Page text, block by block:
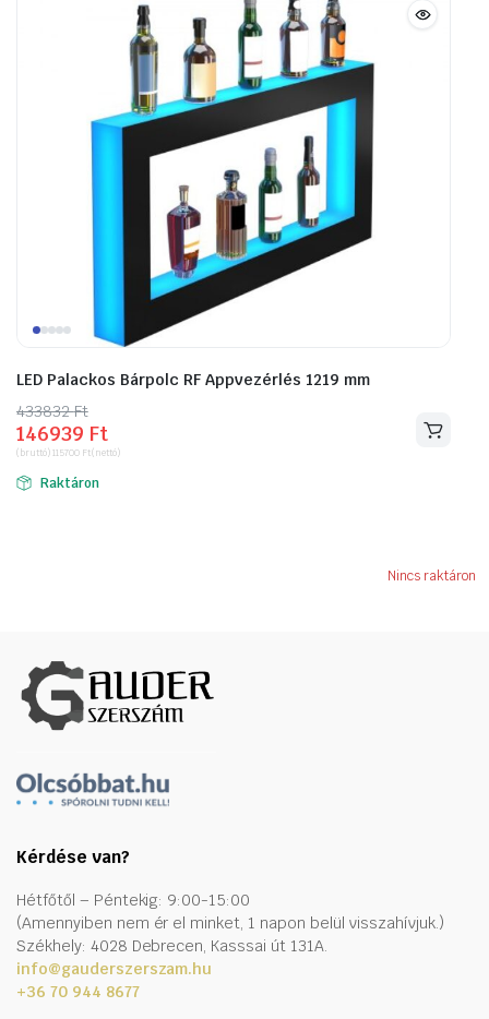
LED Palackos Bárpolc RF Appvezérlés 1219 mm
433832Ft
Original
price
was:
433832 Ft.
146939 Ft
Current
price
is:
146939 Ft.
(bruttó)115700 Ft(nettó)
Raktáron
Nincs raktáron
Kérdése van?
Hétfőtől – Péntekig: 9:00-15:00
(Amennyiben nem ér el minket, 1 napon belül visszahívjuk.)
Székhely: 4028 Debrecen, Kasssai út 131A.
info@gauderszerszam.hu
+36 70 944 8677